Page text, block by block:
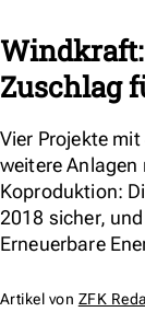
Zuschlag
Vier Projekte
weitere
Koproduktion:
2018 sicher,
Erneuerbare
Artikel von ZFK